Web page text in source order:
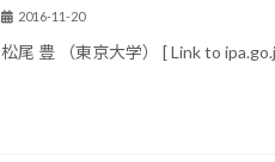
2016-11-20
松尾 豊 （東京大学） [ Link to